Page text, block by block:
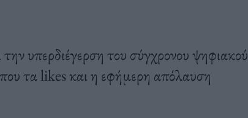
υπερδιέγερση του σύγχρονου ψηφιακού
τα likes και η εφήμερη απόλαυση